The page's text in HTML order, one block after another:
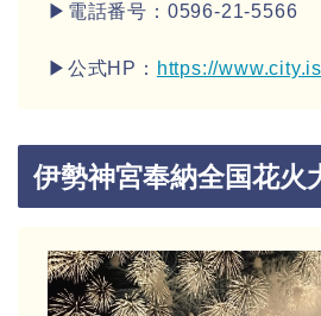
▶電話番号：0596-21-5566
▶公式HP： https://
伊勢神宮奉納全国花火